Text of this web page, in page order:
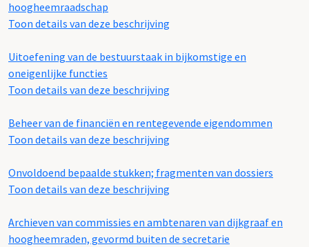
hoogheemraadschap
Toon details van deze beschrijving
Uitoefening van de bestuurstaak in bijkomstige en
oneigenlijke functies
Toon details van deze beschrijving
Beheer van de financiën en rentegevende eigendommen
Toon details van deze beschrijving
Onvoldoend bepaalde stukken; fragmenten van dossiers
Toon details van deze beschrijving
Archieven van commissies en ambtenaren van dijkgraaf en
hoogheemraden, gevormd buiten de secretarie